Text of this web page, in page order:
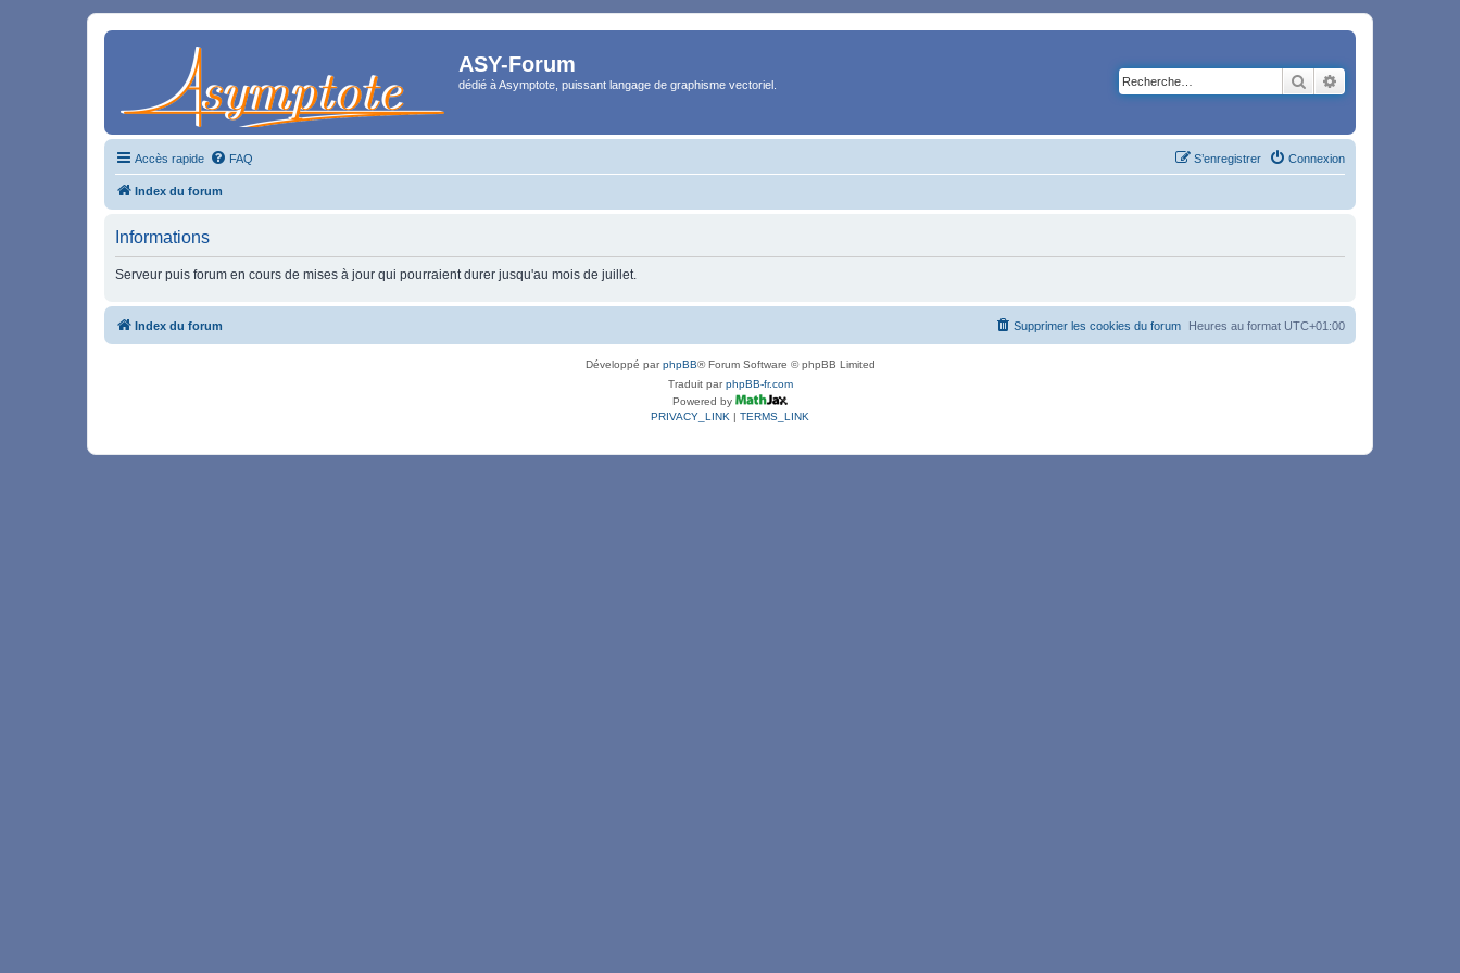
ASY-Forum
dédié à Asymptote, puissant langage de graphisme vectoriel. Rechercher
Accès rapide FAQ Connexion
S’enregistrer
Index du forum
Informations
Serveur puis forum en cours de mises à jour qui pourraient durer jusqu'au mois de juillet.
Index du forum Heures au format UTC+01:00
Supprimer les cookies du forum
Développé parphpBB® Forum Software © phpBB Limited
Traduit parphpBB-fr.com
Powered by
PRIVACY_LINK | TERMS_LINK